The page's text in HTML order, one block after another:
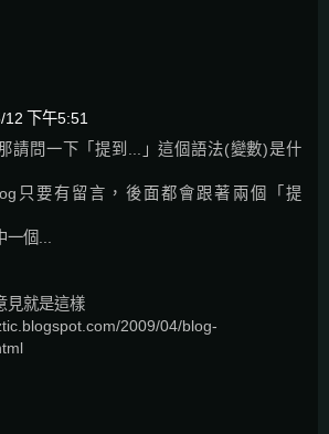
12 下午5:51
請問一下「提到...」這個語法(變數)是什
只要有留言，後面都會跟著兩個「提
個...
見就是這樣
2009/04/blog-